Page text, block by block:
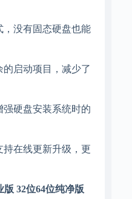
没有固态硬盘也能
启动项目，减少了
硬盘安装系统时的
在线更新升级，更
版 32位64位纯净版